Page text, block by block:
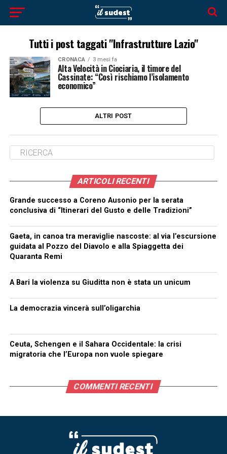
Tutti i post taggati "Infrastrutture Lazio"
CRONACA 3 mesi fa
Alta Velocità in Ciociaria, il timore del
Cassinate: “Così rischiamo l’isolamento
economico”
ALTRI POST
ARTICOLI RECENTI
Grande successo a Coreno Ausonio per la serata
conclusiva di “Itinerari del Gusto e delle Tradizioni”
Gaeta, in canoa tra meraviglie nascoste: al via l’escursione
guidata al Pozzo del Diavolo e alla Spiaggetta dei
Quaranta Remi
A Bari la violenza su Giuditta non è stata un unicum
La democrazia vincerà sull’oligarchia
Ceuta, Schengen e il Sahara Occidentale: la crisi
migratoria che l’Europa non vuole spiegare
COMMENTI RECENTI